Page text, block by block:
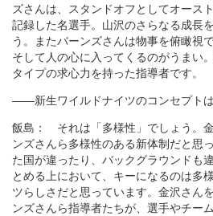
ズさんは、スタンドオフとしてオース
記録した名選手。山沢のさらなる成長
う。またバーンズさんは物事を俯瞰視
そして人の心に入ってくるのがうまい
タイプの求心力を持った指導者です。
――新生ワイルドナイツのコンセプト
飯島： それは「多様性」でしょう。
ンズさんら多様性のある新体制だと思
た国が違ったり、バックグラウンドも
とめる上において、キーになるのは多
ツらしさだと思っています。金沢さん
ンズさんら指導者たちが、選手やチー